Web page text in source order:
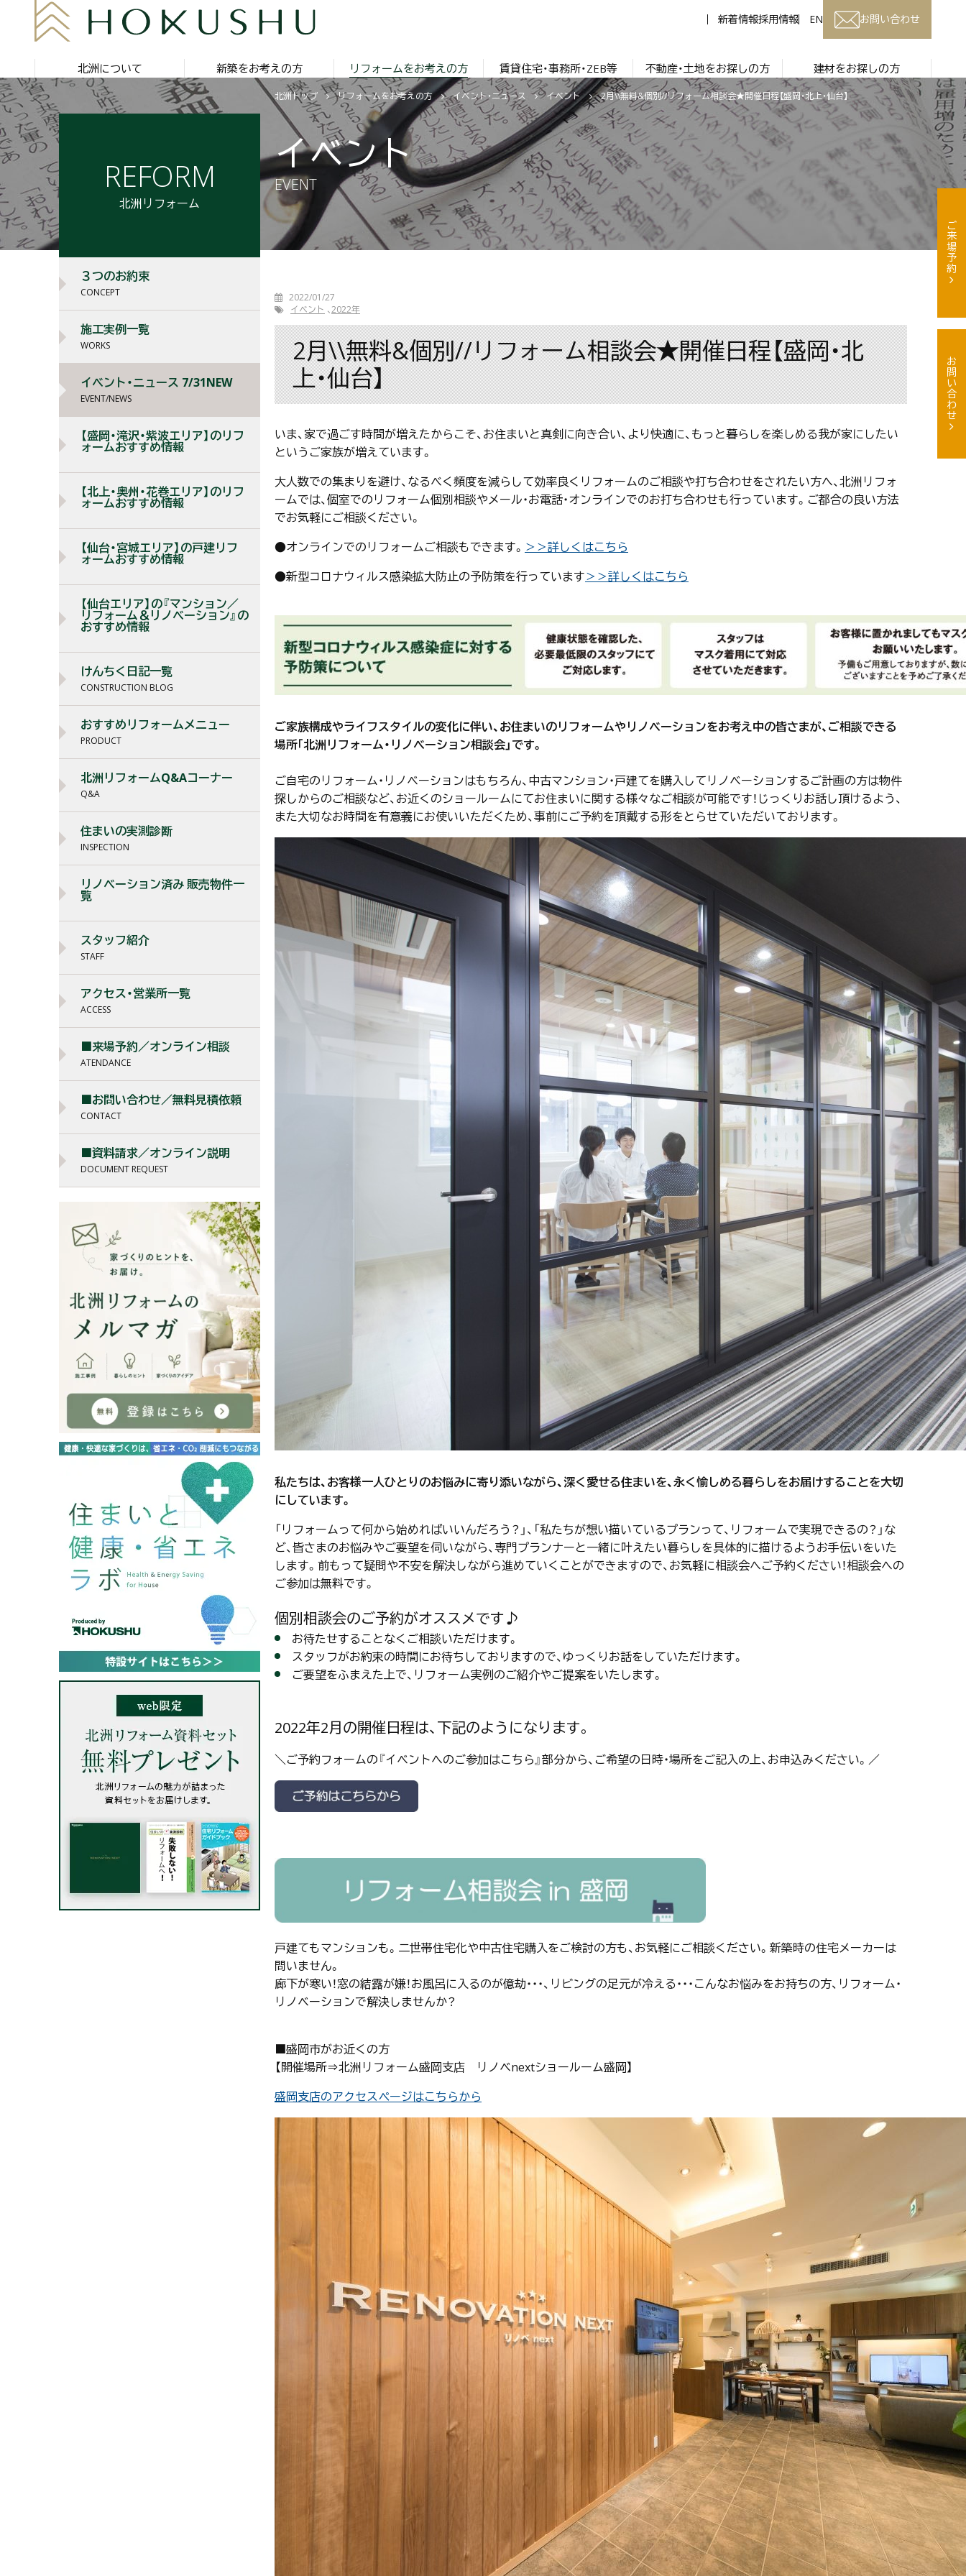
新着情報採用情報 EN お問い合わせ
北洲について 新築をお考えの方 リフォームをお考えの方 賃貸住宅・事務所・ZEB等 不動産・土地をお探しの方 建材をお探しの方
北洲トップ リフォームをお考えの方 イベント・ニュース イベント 2月\\無料&個別//リフォーム相談会★開催日程【盛岡・北上・仙台】
イベント
EVENT
2022/01/27
イベント
2022年
2月\\無料&個別//リフォーム相談会★開催日程【盛岡・北
上・仙台】
いま、家で過ごす時間が増えたからこそ、お住まいと真剣に向き合い、より快適に、もっと暮らしを楽しめる我が家にしたい
というご家族が増えています。
大人数での集まりを避け、なるべく頻度を減らして効率良くリフォームのご相談や打ち合わせをされたい方へ、北洲リフォ
ームでは、個室でのリフォーム個別相談やメール・お電話・オンラインでのお打ち合わせも行っています。ご都合の良い方法
でお気軽にご相談ください。
●オンラインでのリフォームご相談もできます。 ＞＞詳しくはこちら
●新型コロナウィルス感染拡大防止の予防策を行っています＞＞詳しくはこちら
ご家族構成やライフスタイルの変化に伴い、お住まいのリフォームやリノベーションをお考え中の皆さまが、ご相談できる
場所｢北洲リフォーム・リノベーション相談会」です。
ご自宅のリフォーム・リノベーションはもちろん、中古マンション・戸建てを購入してリノベーションするご計画の方は物件
探しからのご相談など、お近くのショールームにてお住まいに関する様々なご相談が可能です！じっくりお話し頂けるよう、
また大切なお時間を有意義にお使いいただくため、事前にご予約を頂戴する形をとらせていただいております。
私たちは、お客様一人ひとりのお悩みに寄り添いながら、深く愛せる住まいを、永く愉しめる暮らしをお届けすることを大切
にしています。
「リフォームって何から始めればいいんだろう？」、「私たちが想い描いているプランって、リフォームで実現できるの？」な
ど、皆さまのお悩みやご要望を伺いながら、専門プランナーと一緒に叶えたい暮らしを具体的に描けるようお手伝いをいた
します。前もって疑問や不安を解決しながら進めていくことができますので、お気軽に相談会へご予約ください！相談会への
ご参加は無料です。
個別相談会のご予約がオススメです♪
お待たせすることなくご相談いただけます。
スタッフがお約束の時間にお待ちしておりますので、ゆっくりお話をしていただけます。
ご要望をふまえた上で、リフォーム実例のご紹介やご提案をいたします。
2022年2月の開催日程は、下記のようになります。
＼ご予約フォームの『イベントへのご参加はこちら』部分から、ご希望の日時・場所をご記入の上、お申込みください。／
戸建てもマンションも。二世帯住宅化や中古住宅購入をご検討の方も、お気軽にご相談ください。新築時の住宅メーカーは
問いません。
廊下が寒い！窓の結露が嫌！お風呂に入るのが億劫・・・、リビングの足元が冷える・・・こんなお悩みをお持ちの方、リフォーム・
リノベーションで解決しませんか？
■盛岡市がお近くの方
【開催場所⇒北洲リフォーム盛岡支店 リノベnextショールーム盛岡】
盛岡支店のアクセスページはこちらから
REFORM
北洲リフォーム
３つのお約束
CONCEPT
施工実例一覧
WORKS
イベント・ニュース 7/31NEW
EVENT/NEWS
【盛岡・滝沢・紫波エリア】のリフ
ォームおすすめ情報
【北上・奥州・花巻エリア】のリフ
ォームおすすめ情報
【仙台・宮城エリア】の戸建リフ
ォームおすすめ情報
【仙台エリア】の『マンション／
リフォーム＆リノベーション』の
おすすめ情報
けんちく日記一覧
CONSTRUCTION BLOG
おすすめリフォームメニュー
PRODUCT
北洲リフォームQ&Aコーナー
Q&A
住まいの実測診断
INSPECTION
リノベーション済み 販売物件一
覧
スタッフ紹介
STAFF
アクセス・営業所一覧
ACCESS
■来場予約／オンライン相談
ATENDANCE
■お問い合わせ／無料見積依頼
CONTACT
■資料請求／オンライン説明
DOCUMENT REQUEST
ご来場予約
お問い合わせ